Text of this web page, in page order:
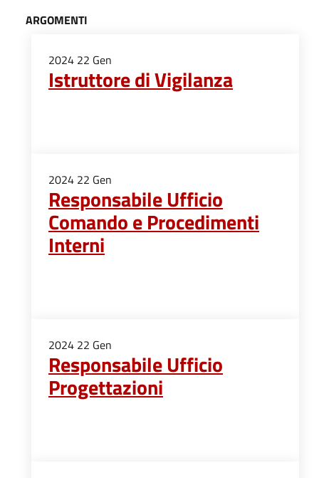
ARGOMENTI
2024 22 Gen
Istruttore di Vigilanza
2024 22 Gen
Responsabile Ufficio
Comando e Procedimenti
Interni
2024 22 Gen
Responsabile Ufficio
Progettazioni